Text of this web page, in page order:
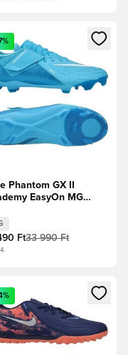
vagy a tagként
egy modált a
Phantom GX II
EasyOn MG
Fehér
Ft33 990 Ft
vagy a tagként
egy modált a